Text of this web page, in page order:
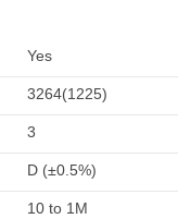
Yes
3264(1225)
3
D (±0.5%)
10 to 1M